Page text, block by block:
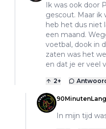
Ik was ook door
gescout. Maar ik
heb het dus niet
een maand.
voetbal, dook in
zaten was het
en dat je er veel
2+
90MinutenLang
In mijn tijd